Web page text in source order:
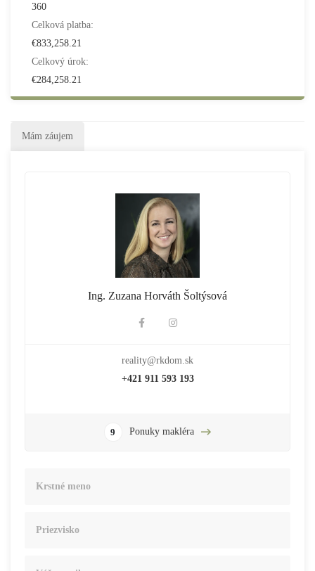
360
Celková platba:
€833,258.21
Celkový úrok:
€284,258.21
Mám záujem
Ing. Zuzana Horváth Šoltýsová
reality@rkdom.sk
+421 911 593 193
9 Ponuky makléra